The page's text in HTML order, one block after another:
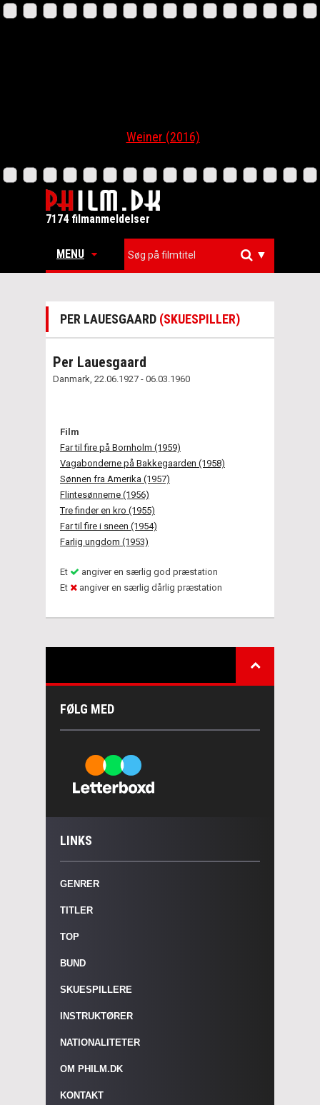
Weiner (2016)
7174 filmanmeldelser
MENU ▼
PER LAUESGAARD (SKUESPILLER)
Per Lauesgaard
Danmark, 22.06.1927 - 06.03.1960
Film
Far til fire på Bornholm (1959)
Vagabonderne på Bakkegaarden (1958)
Sønnen fra Amerika (1957)
Flintesønnerne (1956)
Tre finder en kro (1955)
Far til fire i sneen (1954)
Farlig ungdom (1953)
Et
angiver en særlig god præstation
Et
angiver en særlig dårlig præstation
FØLG MED
LINKS
GENRER
TITLER
TOP
BUND
SKUESPILLERE
INSTRUKTØRER
NATIONALITETER
OM PHILM.DK
KONTAKT